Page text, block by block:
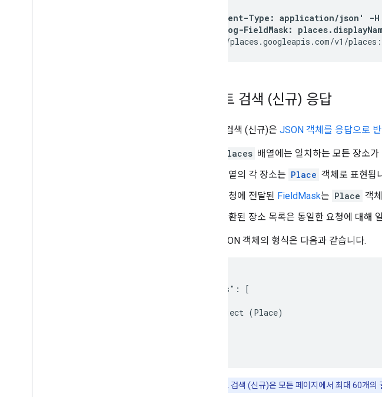
-H 'Content-Type: application/json' -H
-H 'X-Goog-FieldMask:
'https://places.googleapis.com/v1/
텍스트 검색 (신규) 응답
텍스트 검색 (신규)은 JSON 객체를 응답으로
places 배열에는 일치하는 모든 장소가
배열의 각 장소는 Place 객체로 표현됩
요청에 전달된 FieldMask는 Place 객
반환된 장소 목록은 동일한 요청에 대해
전체 JSON 객체의 형식은 다음과 같습니다.
  "places": [
      object (Place)
텍스트 검색 (신규)은 모든 페이지에서 최대 60개